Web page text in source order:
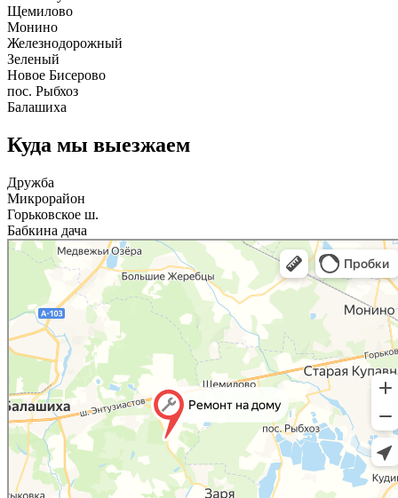
Щемилово
Монино
Железнодорожный
Зеленый
Новое Бисерово
пос. Рыбхоз
Балашиха
Куда мы выезжаем
Дружба
Микрорайон
Горьковское ш.
Бабкина дача